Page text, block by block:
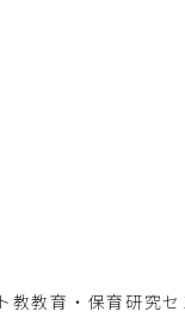
教教育・保育研究